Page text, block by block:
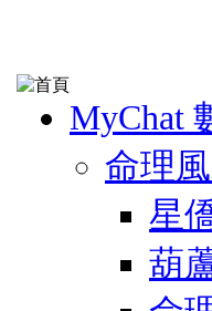
MyChat
命理
星
葫